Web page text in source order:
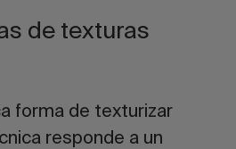
de texturas
forma de texturizar
responde a un